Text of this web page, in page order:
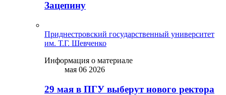
Зацепину
Приднестровский государственный университет
им. Т.Г. Шевченко
Информация о материале
мая 06 2026
29 мая в ПГУ выберут нового ректора